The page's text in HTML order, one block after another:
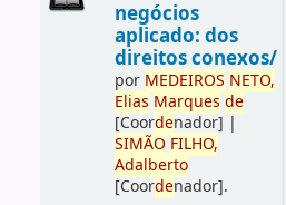
negócios
aplicado: dos
direitos conexos/
por MEDEIROS NETO,
Elias Marques de
[Coordenador] |
SIMÃO FILHO,
Adalberto
[Coordenador].